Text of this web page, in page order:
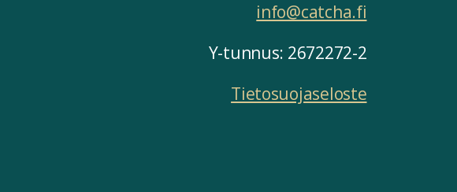
info@catcha.fi
Y-tunnus: 2672272-2
Tietosuojaseloste